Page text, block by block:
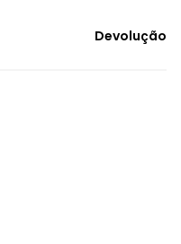
Devolução